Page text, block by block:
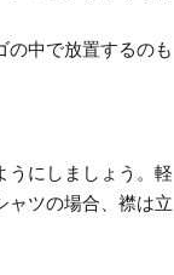
の中で放置するのも
うにしましょう。軽
ャツの場合、襟は立